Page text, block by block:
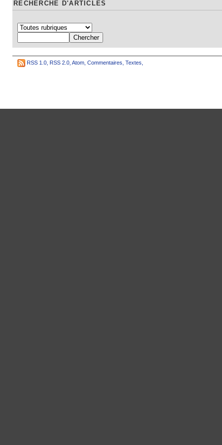
RECHERCHE D'ARTICLES
RSS 1.0 RSS 2.0 Atom Commentaires Textes